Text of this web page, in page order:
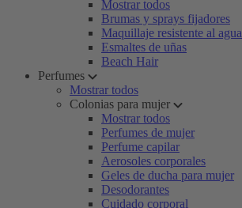
Mostrar todos
Brumas y sprays fijadores
Maquillaje resistente al agua
Esmaltes de uñas
Beach Hair
Perfumes
Mostrar todos
Colonias para mujer
Mostrar todos
Perfumes de mujer
Perfume capilar
Aerosoles corporales
Geles de ducha para mujer
Desodorantes
Cuidado corporal